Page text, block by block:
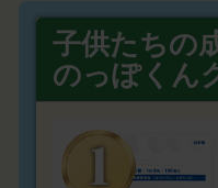
子供たちの
のっぽくん